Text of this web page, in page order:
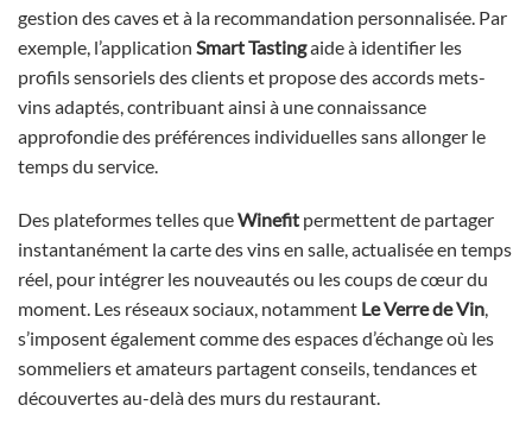
gestion des caves et à la recommandation personnalisée. Par
exemple, l’application Smart Tastingaide à identifier les
profils sensoriels des clients et propose des accords mets-
vins adaptés, contribuant ainsi à une connaissance
approfondie des préférences individuelles sans allonger le
temps du service.
Des plateformes telles queWinefit permettent de partager
instantanément la carte des vins en salle, actualisée en temps
réel, pour intégrer les nouveautés ou les coups de cœur du
moment. Les réseaux sociaux, notamment Le Verre de Vin,
s’imposent également comme des espaces d’échange où les
sommeliers et amateurs partagent conseils, tendances et
découvertes au-delà des murs du restaurant.